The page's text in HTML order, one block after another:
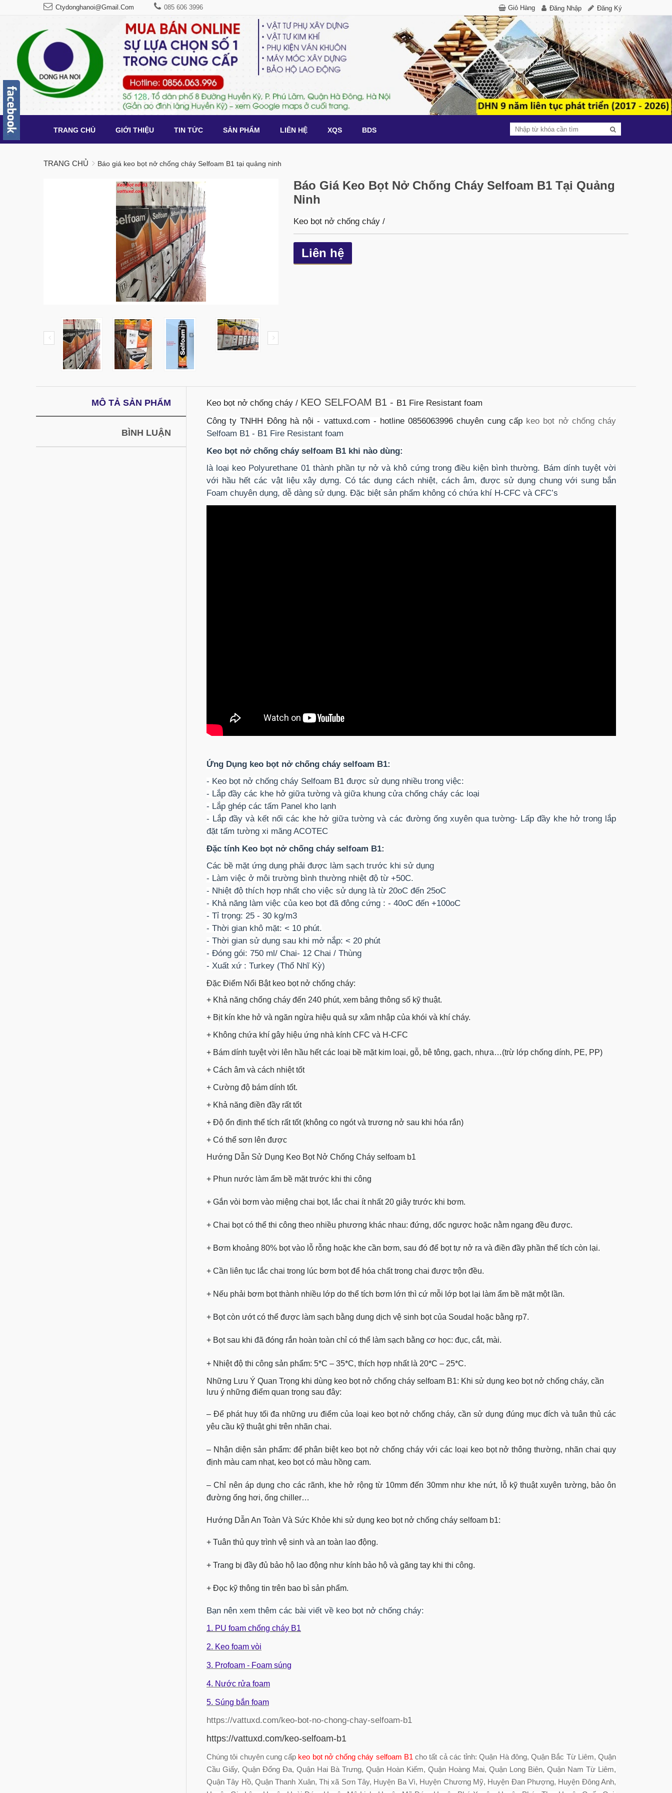
Ctydonghanoi@gmail.com 085 606 3996 Giỏ Hàng Đăng Nhập Đăng Ký
TRANG CHỦ GIỚI THIỆU TIN TỨC SẢN PHẨM LIÊN HỆ XQS BDS
TRANG CHỦ Báo giá keo bọt nở chống cháy Selfoam B1 tại quảng ninh
Báo Giá Keo Bọt Nở Chống Cháy Selfoam B1 Tại Quảng
Ninh
Keo bọt nở chống cháy /
Liên hệ
MÔ TẢ SẢN PHẨM
BÌNH LUẬN
Keo bọt nở chống cháy / KEO SELFOAM B1 - B1 Fire Resistant foam
Công ty TNHH Đông hà nội - vattuxd.com - hotline 0856063996 chuyên cung cấp keo bọt nở chống cháy
Selfoam B1 - B1 Fire Resistant foam
Keo bọt nở chống cháy selfoam B1 khi nào dùng:
là loại keo Polyurethane 01 thành phần tự nở và khô cứng trong điều kiện bình thường. Bám dính tuyệt vời
với hầu hết các vật liệu xây dựng. Có tác dụng cách nhiệt, cách âm, được sử dụng chung với sung bắn
Foam chuyên dụng, dễ dàng sử dụng. Đặc biệt sản phẩm không có chứa khí H-CFC và CFC’s
Ứng Dụng keo bọt nở chống cháy selfoam B1:
- Keo bọt nở chống cháy Selfoam B1 được sử dụng nhiều trong việc:
- Lắp đầy các khe hở giữa tường và giữa khung cửa chống cháy các loại
- Lắp ghép các tấm Panel kho lạnh
- Lắp đầy và kết nối các khe hở giữa tường và các đường ống xuyên qua tường- Lấp đầy khe hở trong lắp
đặt tấm tường xi măng ACOTEC
Đặc tính Keo bọt nở chống cháy selfoam B1:
Các bề mặt ứng dụng phải được làm sạch trước khi sử dụng
- Làm việc ở môi trường bình thường nhiệt độ từ +50C.
- Nhiệt độ thích hợp nhất cho việc sử dụng là từ 20oC đến 25oC
- Khả năng làm việc của keo bọt đã đông cứng : - 40oC đến +100oC
- Tỉ trọng: 25 - 30 kg/m3
- Thời gian khô mặt: < 10 phút.
- Thời gian sử dụng sau khi mở nắp: < 20 phút
- Đóng gói: 750 ml/ Chai- 12 Chai / Thùng
- Xuất xứ : Turkey (Thổ Nhĩ Kỳ)
Đặc Điểm Nổi Bật keo bọt nở chống cháy:
+ Khả năng chống cháy đến 240 phút, xem bảng thông số kỹ thuật.
+ Bịt kín khe hở và ngăn ngừa hiệu quả sự xâm nhập của khói và khí cháy.
+ Không chứa khí gây hiệu ứng nhà kính CFC và H-CFC
+ Bám dính tuyệt vời lên hầu hết các loại bề mặt kim loại, gỗ, bê tông, gạch, nhựa…(trừ lớp chống dính, PE, PP)
+ Cách âm và cách nhiệt tốt
+ Cường độ bám dính tốt.
+ Khả năng điền đầy rất tốt
+ Độ ổn định thể tích rất tốt (không co ngót và trương nở sau khi hóa rắn)
+ Có thể sơn lên được
Hướng Dẫn Sử Dụng Keo Bọt Nở Chống Cháy selfoam b1
+ Phun nước làm ẩm bề mặt trước khi thi công
+ Gắn vòi bơm vào miệng chai bọt, lắc chai ít nhất 20 giây trước khi bơm.
+ Chai bọt có thể thi công theo nhiều phương khác nhau: đứng, dốc ngược hoặc nằm ngang đều được.
+ Bơm khoảng 80% bọt vào lỗ rỗng hoặc khe cần bơm, sau đó để bọt tự nở ra và điền đầy phần thể tích còn lại.
+ Cần liên tục lắc chai trong lúc bơm bọt để hóa chất trong chai được trộn đều.
+ Nếu phải bơm bọt thành nhiều lớp do thể tích bơm lớn thì cứ mỗi lớp bọt lại làm ẩm bề mặt một lần.
+ Bọt còn ướt có thể được làm sạch bằng dung dịch vệ sinh bọt của Soudal hoặc bằng rp7.
+ Bọt sau khi đã đóng rắn hoàn toàn chỉ có thể làm sạch bằng cơ học: đục, cắt, mài.
+ Nhiệt độ thi công sản phẩm: 5*C – 35*C, thích hợp nhất là 20*C – 25*C.
Những Lưu Ý Quan Trọng khi dùng keo bọt nở chống cháy selfoam B1: Khi sử dụng keo bọt nở chống cháy, cần
lưu ý những điểm quan trọng sau đây:
– Để phát huy tối đa những ưu điểm của loại keo bọt nở chống cháy, cần sử dụng đúng mục đích và tuân thủ các
yêu cầu kỹ thuật ghi trên nhãn chai.
– Nhận diện sản phẩm: để phân biệt keo bọt nở chống cháy với các loại keo bọt nở thông thường, nhãn chai quy
định màu cam nhạt, keo bọt có màu hồng cam.
– Chỉ nên áp dụng cho các rãnh, khe hở rộng từ 10mm đến 30mm như khe nứt, lỗ kỹ thuật xuyên tường, bảo ôn
đường ống hơi, ống chiller…
Hướng Dẫn An Toàn Và Sức Khỏe khi sử dụng keo bọt nở chống cháy selfoam b1:
+ Tuân thủ quy trình vệ sinh và an toàn lao động.
+ Trang bị đầy đủ bảo hộ lao động như kính bảo hộ và găng tay khi thi công.
+ Đọc kỹ thông tin trên bao bì sản phẩm.
Bạn nên xem thêm các bài viết về keo bọt nở chống cháy:
1. PU foam chống cháy B1
2. Keo foam vòi
3. Profoam - Foam súng
4. Nước rửa foam
5. Súng bắn foam
https://vattuxd.com/keo-bot-no-chong-chay-selfoam-b1
https://vattuxd.com/keo-selfoam-b1
Chúng tôi chuyên cung cấp keo bọt nở chống cháy selfoam B1 cho tất cả các tỉnh: Quận Hà đông, Quận Bắc Từ Liêm, Quận
Cầu Giấy, Quận Đống Đa, Quận Hai Bà Trưng, Quận Hoàn Kiếm, Quận Hoàng Mai, Quận Long Biên, Quận Nam Từ Liêm,
Quận Tây Hồ, Quận Thanh Xuân, Thị xã Sơn Tây, Huyện Ba Vì, Huyện Chương Mỹ, Huyện Đan Phượng, Huyện Đông Anh,